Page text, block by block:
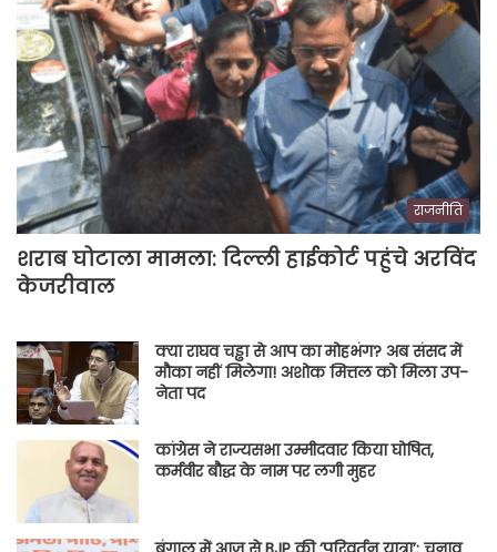
राजनीति
शराब घोटाला मामला: दिल्ली हाईकोर्ट पहुंचे अरविंद
केजरीवाल
क्या राघव चड्ढा से आप का मोहभंग? अब संसद में
मौका नहीं मिलेगा! अशोक मित्तल को मिला उप-
नेता पद
कांग्रेस ने राज्यसभा उम्मीदवार किया घोषित,
कर्मवीर बौद्ध के नाम पर लगी मुहर